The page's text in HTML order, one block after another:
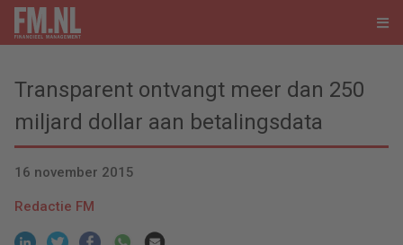
Transparent ontvangt meer dan 250
miljard dollar aan betalingsdata
16 november 2015
Redactie FM